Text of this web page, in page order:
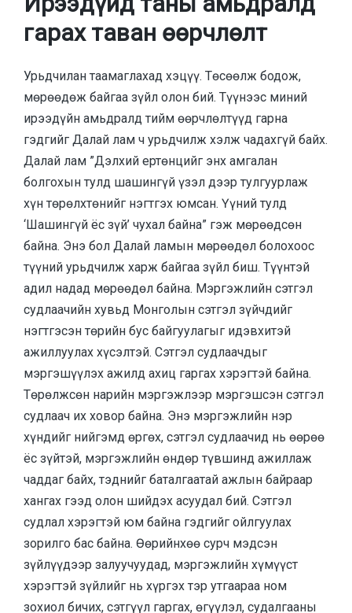
гарах таван өөрчлөлт
Урьдчилан таамаглахад хэцүү. Төсөөлж бодож,
мөрөөдөж байгаа зүйл олон бий. Түүнээс миний
ирээдүйн амьдралд тийм өөрчлөлтүүд гарна
гэдгийг Далай лам ч урьдчилж хэлж чадахгүй байх.
Далай лам ”Дэлхий ертөнцийг энх амгалан
болгохын тулд шашингүй үзэл дээр тулгуурлаж
хүн төрөлхтөнийг нэгтгэх юмсан. Үүний тулд
‘Шашингүй ёс зүй’ чухал байна” гэж мөрөөдсөн
байна. Энэ бол Далай ламын мөрөөдөл болохоос
түүний урьдчилж харж байгаа зүйл биш. Түүнтэй
адил надад мөрөөдөл байна. Мэргэжлийн сэтгэл
судлаачийн хувьд Монголын сэтгэл зүйчдийг
нэгтгэсэн төрийн бус байгуулагыг идэвхитэй
ажиллуулах хүсэлтэй. Сэтгэл судлаачдыг
мэргэшүүлэх ажилд ахиц гаргах хэрэгтэй байна.
Төрөлжсөн нарийн мэргэжлээр мэргэшсэн сэтгэл
судлаач их ховор байна. Энэ мэргэжлийн нэр
хүндийг нийгэмд өргөх, сэтгэл судлаачид нь өөрөө
ёс зүйтэй, мэргэжлийн өндөр түвшинд ажиллаж
чаддаг байх, тэднийг баталгаатай ажлын байраар
хангах гээд олон шийдэх асуудал бий. Сэтгэл
судлал хэрэгтэй юм байна гэдгийг ойлгуулах
зорилго бас байна. Өөрийнхөө сурч мэдсэн
зүйлүүдээр залуучуудад, мэргэжлийн хүмүүст
хэрэгтэй зүйлийг нь хүргэх тэр утгаараа ном
зохиол бичих, сэтгүүл гаргах, өгүүлэл, судалгааны